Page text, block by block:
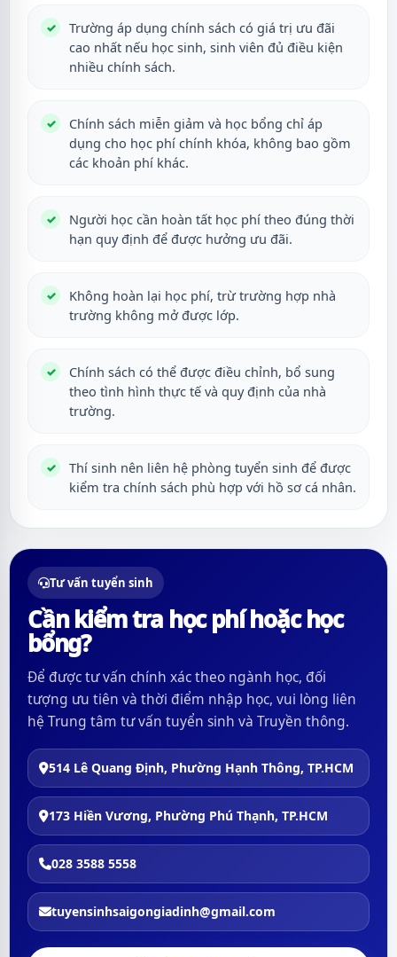
Trường áp dụng chính sách có giá trị ưu đãi
cao nhất nếu học sinh, sinh viên đủ điều kiện
nhiều chính sách.
Chính sách miễn giảm và học bổng chỉ áp
dụng cho học phí chính khóa, không bao gồm
các khoản phí khác.
Người học cần hoàn tất học phí theo đúng thời
hạn quy định để được hưởng ưu đãi.
Không hoàn lại học phí, trừ trường hợp nhà
trường không mở được lớp.
Chính sách có thể được điều chỉnh, bổ sung
theo tình hình thực tế và quy định của nhà
trường.
Thí sinh nên liên hệ phòng tuyển sinh để được
kiểm tra chính sách phù hợp với hồ sơ cá nhân.
Tư vấn tuyển sinh
Cần kiểm tra học phí hoặc học
bổng?
Để được tư vấn chính xác theo ngành học, đối
tượng ưu tiên và thời điểm nhập học, vui lòng liên
hệ Trung tâm tư vấn tuyển sinh và Truyền thông.
514 Lê Quang Định, Phường Hạnh Thông, TP.HCM
173 Hiền Vương, Phường Phú Thạnh, TP.HCM
028 3588 5558
tuyensinhsaigongiadinh@gmail.com